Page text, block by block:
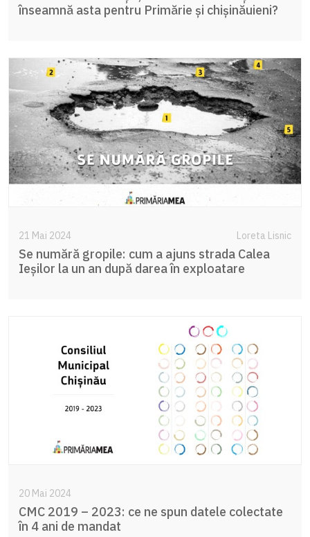
înseamnă asta pentru Primărie și chișinăuieni?
21 Mai 2024 Loreta Lisnic
Se numără gropile: cum a ajuns strada Calea
Ieșilor la un an după darea în exploatare
20 Mai 2024
CMC 2019 – 2023: ce ne spun datele colectate
în 4 ani de mandat